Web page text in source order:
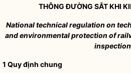
THÔNG ĐƯỜNG SẮT KHI
National technical regulation on
and environmental protection of
inspection
1 Quy định chung